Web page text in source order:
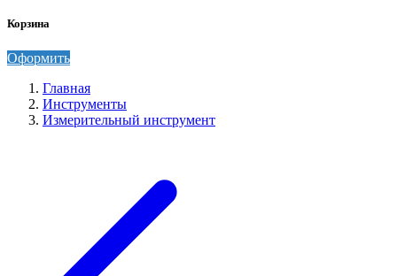
Корзина
Оформить
Главная
Инструменты
Измерительный инструмент